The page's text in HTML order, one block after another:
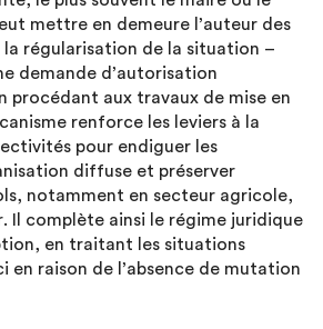
mettre en demeure l’auteur des
régularisation de la situation –
demande d’autorisation
procédant aux travaux de mise en
renforce les leviers à la
pour endiguer les
diffuse et préserver
notamment en secteur agricole,
Il complète ainsi le régime juridique
en traitant les situations
en raison de l’absence de mutation